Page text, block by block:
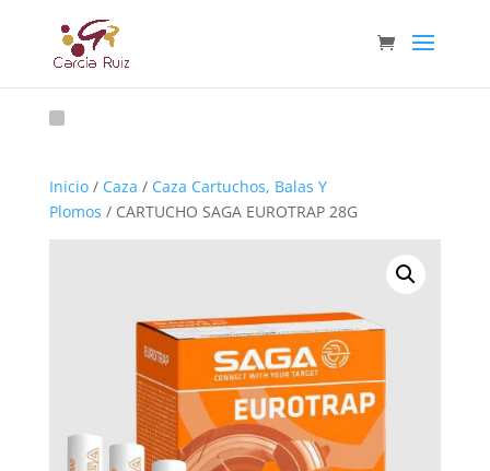
Inicio/ Caza / Caza Cartuchos, Balas Y
Plomos / CARTUCHO SAGA EUROTRAP 28G